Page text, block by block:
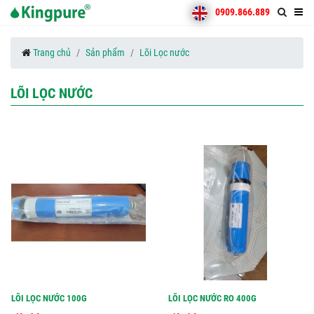
0909.866.889
Trang chủ Sản phẩm Lõi Lọc nước
LÕI LỌC NƯỚC
LÕI LỌC NƯỚC 100G LÕI LỌC NƯỚC RO 400G